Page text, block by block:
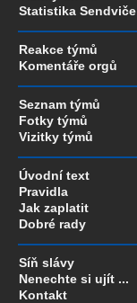
Statistika Sendviče
Reakce týmů
Komentáře orgů
Seznam týmů
Fotky týmů
Vizitky týmů
Úvodní text
Pravidla
Jak zaplatit
Dobré rady
Síň slávy
Nenechte si ujít ...
Kontakt